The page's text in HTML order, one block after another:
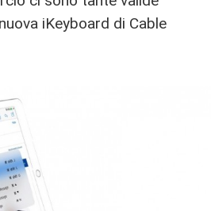
iKeyboard di Cable